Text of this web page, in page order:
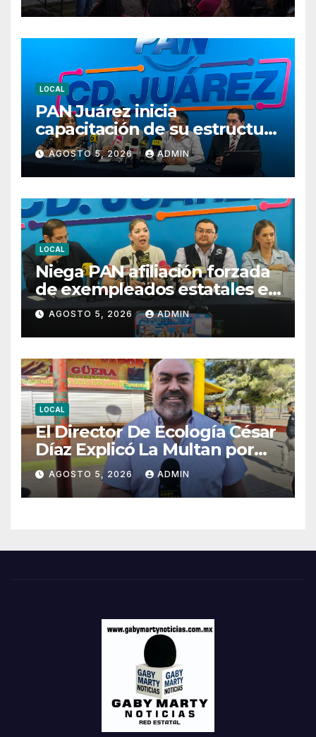
LOCAL
PAN Juárez inicia
capacitación de su estructura
rumbo al proceso electoral
de 2027
AGOSTO 5, 2026 ADMIN
LOCAL
Niega PAN afiliación forzada
de exempleados estatales en
Juárez
AGOSTO 5, 2026 ADMIN
LOCAL
El Director De Ecología César
Díaz Explicó La Multan por
Contaminación Tras Incendio
De Llantas
AGOSTO 5, 2026 ADMIN